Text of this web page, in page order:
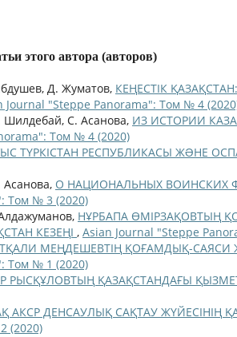
этого автора (авторов)
Д. Жуматов, КЕҢЕСТІК
Journal "Steppe Panorama": Том № 4
С. Асанова, ИЗ ИСТОРИИ
Том № 4 (2020)
ТҮРКІСТАН РЕСПУБЛИКАСЫ ЖƏНЕ
О НАЦИОНАЛЬНЫХ ВОИНСКИХ
Том № 3 (2020)
НҰРБАПА ӨМІРЗАҚОВТЫҢ
КЕЗЕҢІ , Asian Journal "Steppe
МЕҢДЕШЕВТІҢ ҚОҒАМДЫҚ-САЯСИ
Том № 1 (2020)
РЫСҚҰЛОВТЫҢ ҚАЗАҚСТАНДАҒЫ
АКСР ДЕНСАУЛЫҚ САҚТАУ ЖҮЙЕСІНІҢ
(2020)